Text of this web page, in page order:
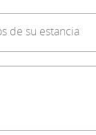
de su estancia